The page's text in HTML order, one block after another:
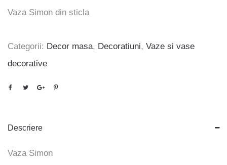
Vaza Simon din sticla
Categorii: Decor masa, Decoratiuni, Vaze si vase
decorative
Descriere
Vaza Simon